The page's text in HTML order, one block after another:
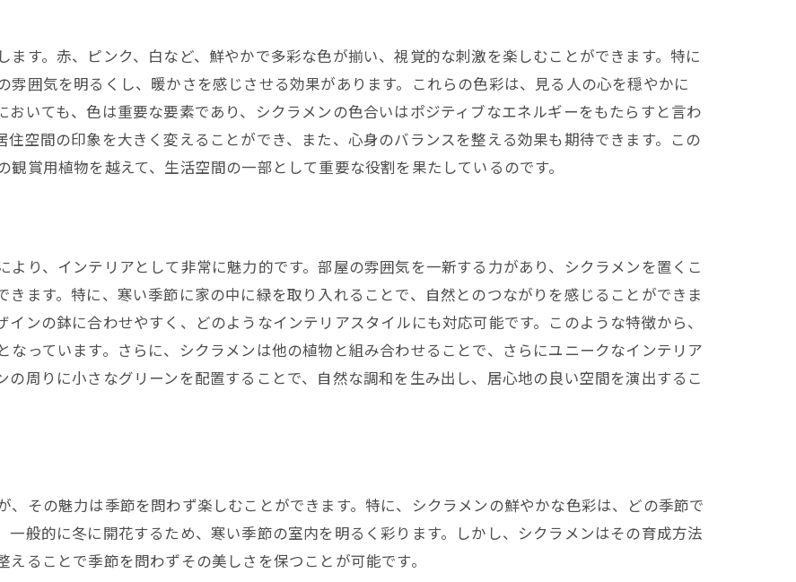
冬の家にぴったりのシクラメンの色合い
シクラメンを使ったカラースキームの作成
淡い色合いのシクラメンの魅力
シクラメンの色合いによる空間の変化
シクラメンの植え替え時期と方法
初心者が陥りがちな育成の落とし穴
水やりと光の管理方法
シクラメンの土選びと栄養管理
育成環境の整え方と注意点
シクラメンを健康に保つための肥料管理
シクラメンの病害虫対策
枯れた花の取り扱い方法
す。赤、ピンク、白など、鮮やかで多彩な色が揃い、視覚的な刺激を楽しむことができます。特に
囲気を明るくし、暖かさを感じさせる効果があります。これらの色彩は、見る人の心を穏やかに
おいても、色は重要な要素であり、シクラメンの色合いはポジティブなエネルギーをもたらすと言わ
空間の印象を大きく変えることができ、また、心身のバランスを整える効果も期待できます。この
賞用植物を越えて、生活空間の一部として重要な役割を果たしているのです。
り、インテリアとして非常に魅力的です。部屋の雰囲気を一新する力があり、シクラメンを置くこ
ます。特に、寒い季節に家の中に緑を取り入れることで、自然とのつながりを感じることができま
ンの鉢に合わせやすく、どのようなインテリアスタイルにも対応可能です。このような特徴から、
っています。さらに、シクラメンは他の植物と組み合わせることで、さらにユニークなインテリア
周りに小さなグリーンを配置することで、自然な調和を生み出し、居心地の良い空間を演出するこ
、その魅力は季節を問わず楽しむことができます。特に、シクラメンの鮮やかな色彩は、どの季節で
般的に冬に開花するため、寒い季節の室内を明るく彩ります。しかし、シクラメンはその育成方法
ることで季節を問わずその美しさを保つことが可能です。